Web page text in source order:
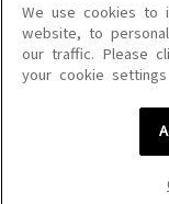
を問わず、著作権法の定め
を禁じます。
楽曲及びコンテンツは、機
楽曲及びコンテンツの配信
We use cookies to
website, to
our traffic. Please
your cookie